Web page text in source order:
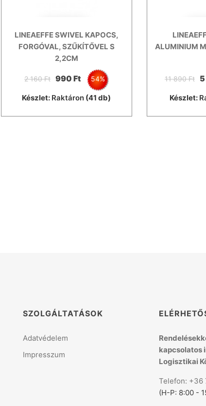
LINEAEFFE SWIVEL KAPOCS,
FORGÓVAL, SZŰKÍTŐVEL S
2,2CM
2 160 Ft 990 Ft 54%
Készlet: Raktáron (41 db)
ALUMINIUM
11 890 Ft
Készlet:
SZOLGÁLTATÁSOK
Adatvédelem
Impresszum
kapcsolatos
Logisztikai
Telefon: +36
(H-P: 8:00 -